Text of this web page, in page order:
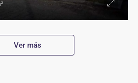
Ver más